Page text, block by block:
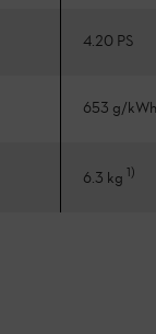
4.20 PS
653 g/kWh
6.3 kg 1)